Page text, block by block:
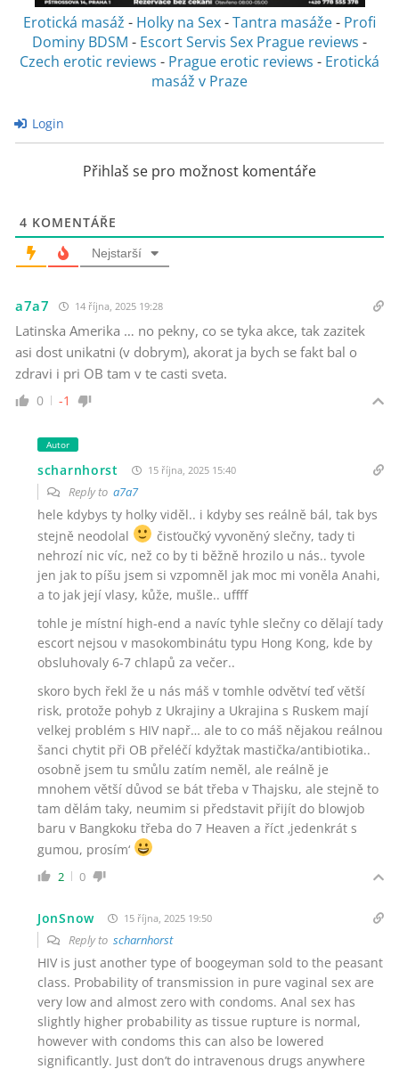
Erotická masáž - Holky na Sex-Tantra masáže- Profi
Dominy BDSM - Escort Servis Sex Prague reviews -
Czech erotic reviews - Prague erotic reviews - Erotická
masáž v Praze
Login
Přihlaš se pro možnost komentáře
4 KOMENTÁŘE
Nejstarší
a7a7 14 října, 2025 19:28
Latinska Amerika … no pekny, co se tyka akce, tak zazitek
asi dost unikatni (v dobrym), akorat ja bych se fakt bal o
zdravi i pri OB tam v te casti sveta.
0 -1
Autor
scharnhorst 15 října, 2025 15:40
Reply to a7a7
hele kdybys ty holky viděl.. i kdyby ses reálně bál, tak bys
stejně neodolal
čisťoučký vyvoněný slečny, tady ti
nehrozí nic víc, než co by ti běžně hrozilo u nás.. tyvole
jen jak to píšu jsem si vzpomněl jak moc mi voněla Anahi,
a to jak její vlasy, kůže, mušle.. uffff
tohle je místní high-end a navíc tyhle slečny co dělají tady
escort nejsou v masokombinátu typu Hong Kong, kde by
obsluhovaly 6-7 chlapů za večer..
skoro bych řekl že u nás máš v tomhle odvětví teď větší
risk, protože pohyb z Ukrajiny a Ukrajina s Ruskem mají
velkej problém s HIV např… ale to co máš nějakou reálnou
šanci chytit při OB přeléčí kdyžtak mastička/antibiotika..
osobně jsem tu smůlu zatím neměl, ale reálně je
mnohem větší důvod se bát třeba v Thajsku, ale stejně to
tam dělám taky, neumim si představit přijít do blowjob
baru v Bangkoku třeba do 7 Heaven a říct ‚jedenkrát s
gumou, prosím‘
2 0
JonSnow 15 října, 2025 19:50
Reply to scharnhorst
HIV is just another type of boogeyman sold to the peasant
class. Probability of transmission in pure vaginal sex are
very low and almost zero with condoms. Anal sex has
slightly higher probability as tissue rupture is normal,
however with condoms this can also be lowered
significantly. Just don’t do intravenous drugs anywhere